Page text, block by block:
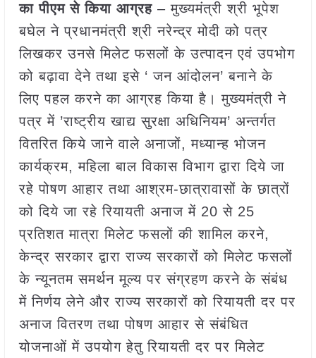
का पीएम से किया आग्रह– मुख्यमंत्री श्री भूपेश
बघेल ने प्रधानमंत्री श्री नरेन्द्र मोदी को पत्र
लिखकर उनसे मिलेट फसलों के उत्पादन एवं उपभोग
को बढ़ावा देने तथा इसे ‘ जन आंदोलन’ बनाने के
लिए पहल करने का आग्रह किया है। मुख्यमंत्री ने
पत्र में ’राष्ट्रीय खाद्य सुरक्षा अधिनियम’ अन्तर्गत
वितरित किये जाने वाले अनाजों, मध्यान्ह भोजन
कार्यक्रम, महिला बाल विकास विभाग द्वारा दिये जा
रहे पोषण आहार तथा आश्रम-छात्रावासों के छात्रों
को दिये जा रहे रियायती अनाज में 20 से 25
प्रतिशत मात्रा मिलेट फसलों की शामिल करने,
केन्द्र सरकार द्वारा राज्य सरकारों को मिलेट फसलों
के न्यूनतम समर्थन मूल्य पर संग्रहण करने के संबंध
में निर्णय लेने और राज्य सरकारों को रियायती दर पर
अनाज वितरण तथा पोषण आहार से संबंधित
योजनाओं में उपयोग हेतु रियायती दर पर मिलेट